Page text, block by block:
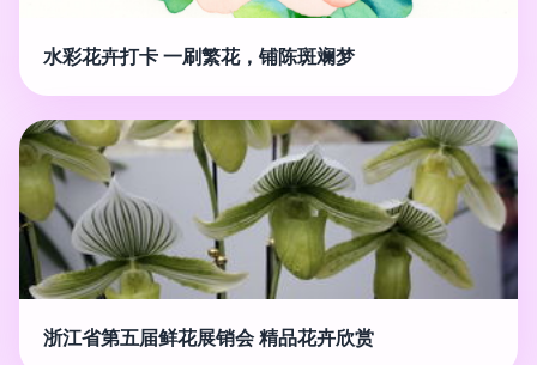
水彩花卉打卡 一刷繁花，铺陈斑斓梦
浙江省第五届鲜花展销会 精品花卉欣赏